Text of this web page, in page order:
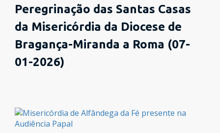
Peregrinação das Santas Casas
da Misericórdia da Diocese de
Bragança-Miranda a Roma (07-
01-2026)